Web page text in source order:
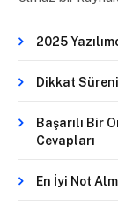
2025
Dikkat
Başarılı Bir
Cevapları
En İyi Not